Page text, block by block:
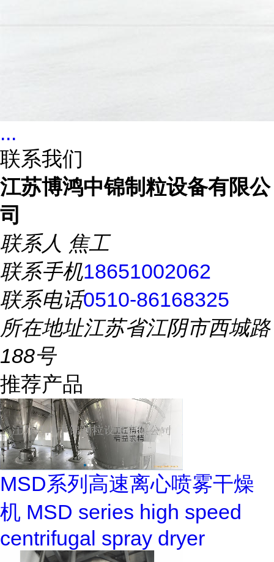
...
联系我们
江苏博鸿中锦制粒设备有限公
司
联系人 焦工
联系手机18651002062
联系电话0510-86168325
所在地址江苏省江阴市西城路
188号
推荐产品
MSD系列高速离心喷雾干燥
机 MSD series high speed
centrifugal spray dryer